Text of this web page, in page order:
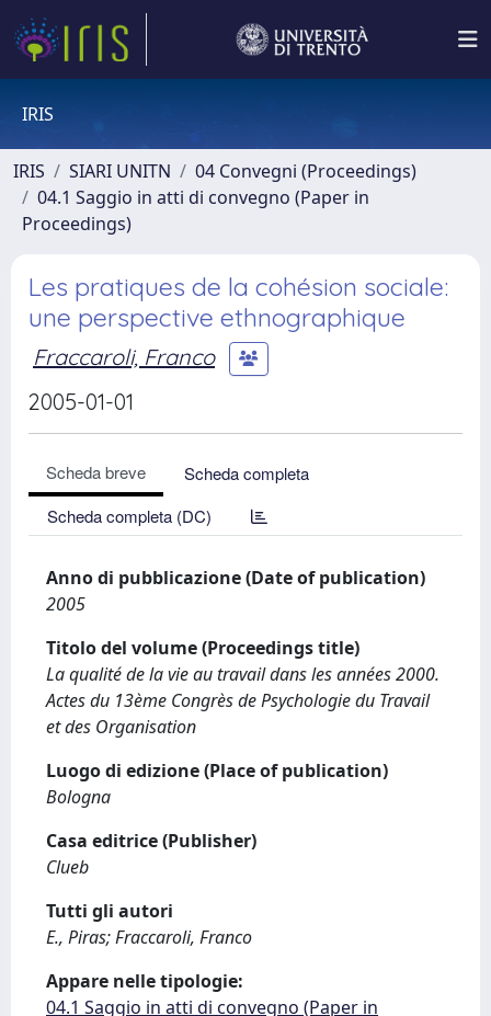
IRIS
IRIS SIARI UNITN
04 Convegni (Proceedings)
04.1 Saggio in atti di convegno (Paper in
Proceedings)
Les pratiques de la cohésion sociale:
une perspective ethnographique
Fraccaroli, Franco
2005-01-01
Scheda breve
Scheda completa
Scheda completa (DC)
Anno di pubblicazione (Date of publication)
2005
Titolo del volume (Proceedings title)
La qualité de la vie au travail dans les années 2000.
Actes du 13ème Congrès de Psychologie du Travail
et des Organisation
Luogo di edizione (Place of publication)
Bologna
Casa editrice (Publisher)
Clueb
Tutti gli autori
E., Piras; Fraccaroli, Franco
Appare nelle tipologie:
04.1 Saggio in atti di convegno (Paper in